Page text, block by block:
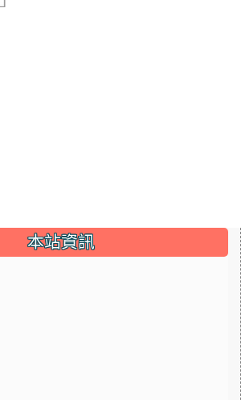
本站資訊